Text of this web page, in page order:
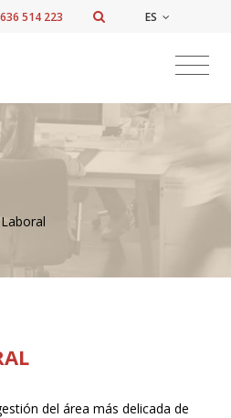
636 514 223 ES
Laboral
del área más delicada de